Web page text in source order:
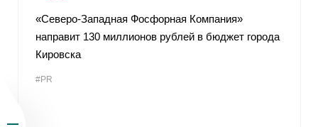
«Северо-Западная Фосфорная Компания»
направит 130 миллионов рублей в бюджет города
Кировска
#PR